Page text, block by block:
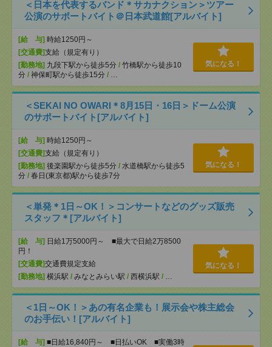
＜日本を代表するバンド＊サカナクション＞ツアー
公演のサポートバイト＠日本武道館[アルバイト]
[給 与] 時給1250円～
[交通費]支給（規定有り）
[勤務地] 九段下駅から徒歩5分 / 竹橋駅から徒歩10
分 / 神保町駅から徒歩15分 / …
気になる！
＜SEKAI NO OWARI＊8月15日・16日＞ドーム公演
のサポートバイト[アルバイト]
[給 与] 時給1250円～
[交通費]支給（規定有り）
[勤務地] 後楽園駅から徒歩5分 / 水道橋駅から徒歩5
分 / 春日(東京都)駅から徒歩7分
気になる！
＜単発＊1日～OK！＞コンサートなどのグッズ販売
スタッフ＊[アルバイト]
[給 与] 日給1万5000円～ ■最大で日給2万8500
円！
[交通費]交通費規定支給
[勤務地] 横浜駅 / みなとみらい駅 / 西横浜駅 / …
気になる！
＜1日～OK！＞あの有名企業も！展示会や株主総会
のお手伝い！[アルバイト]
[給 与] ■日給16,840円～ ■日払いOK ■実働3時